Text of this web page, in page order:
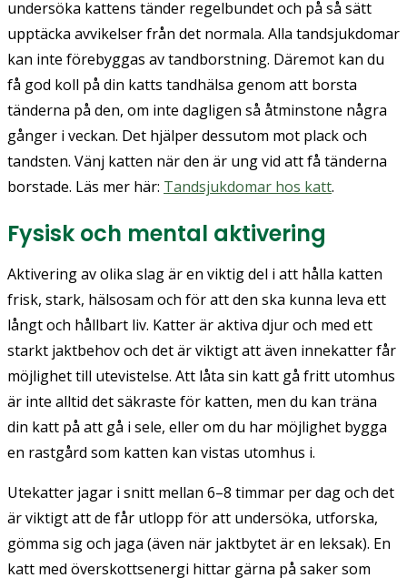
undersöka kattens tänder regelbundet och på så sätt
upptäcka avvikelser från det normala. Alla tandsjukdomar
kan inte förebyggas av tandborstning. Däremot kan du
få god koll på din katts tandhälsa genom att borsta
tänderna på den, om inte dagligen så åtminstone några
gånger i veckan. Det hjälper dessutom mot plack och
tandsten. Vänj katten när den är ung vid att få tänderna
borstade. Läs mer här: Tandsjukdomar hos katt.
Fysisk och mental aktivering
Aktivering av olika slag är en viktig del i att hålla katten
frisk, stark, hälsosam och för att den ska kunna leva ett
långt och hållbart liv. Katter är aktiva djur och med ett
starkt jaktbehov och det är viktigt att även innekatter får
möjlighet till utevistelse. Att låta sin katt gå fritt utomhus
är inte alltid det säkraste för katten, men du kan träna
din katt på att gå i sele, eller om du har möjlighet bygga
en rastgård som katten kan vistas utomhus i.
Utekatter jagar i snitt mellan 6–8 timmar per dag och det
är viktigt att de får utlopp för att undersöka, utforska,
gömma sig och jaga (även när jaktbytet är en leksak). En
katt med överskottsenergi hittar gärna på saker som